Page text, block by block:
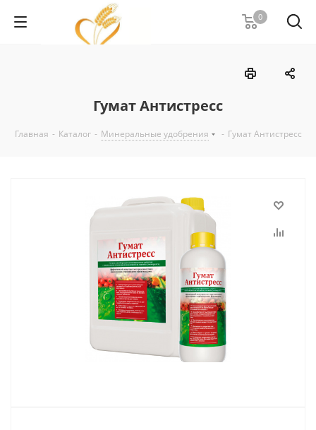
0
Гумат Антистресс
Главная - Каталог - Минеральные удобрения - Гумат Антистресс